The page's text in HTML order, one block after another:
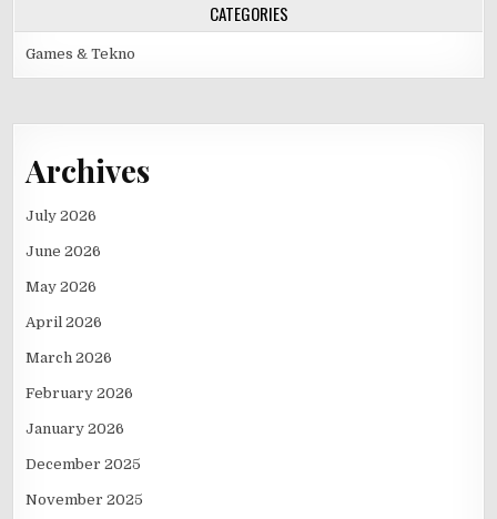
CATEGORIES
Games & Tekno
Archives
July 2026
June 2026
May 2026
April 2026
March 2026
February 2026
January 2026
December 2025
November 2025